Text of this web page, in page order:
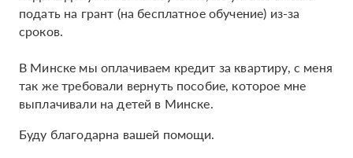
подать на грант (на бесплатное обучение) из-за
сроков.
В Минске мы оплачиваем кредит за квартиру, с меня
так же требовали вернуть пособие, которое мне
выплачивали на детей в Минске.
Буду благодарна вашей помощи.